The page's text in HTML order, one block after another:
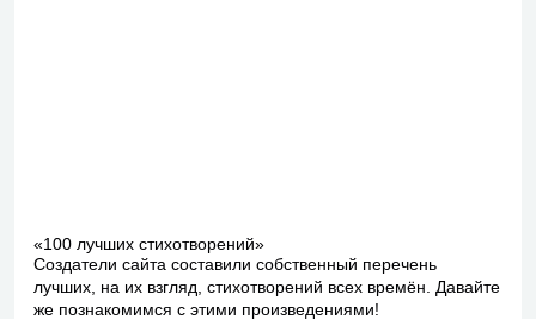
«100 лучших стихотворений»
Создатели сайта составили собственный перечень
лучших, на их взгляд, стихотворений всех времён. Давайте
же познакомимся с этими произведениями!